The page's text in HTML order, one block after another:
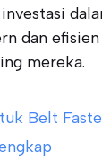
dan
mereka.
Belt